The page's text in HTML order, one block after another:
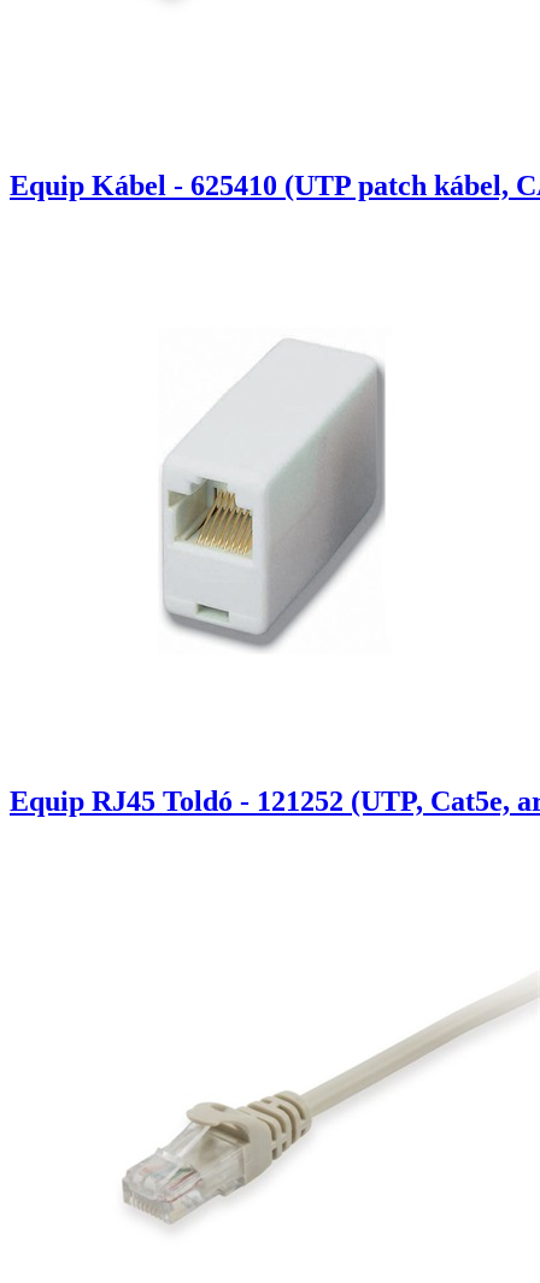
Equip Kábel - 625410 (UTP patch kábel,
Equip RJ45 Toldó - 121252 (UTP, Cat5e,